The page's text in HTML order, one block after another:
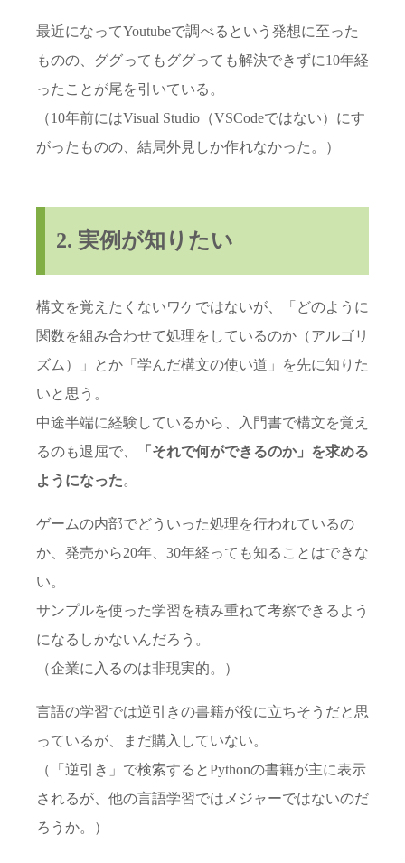
最近になってYoutubeで調べるという発想に至った
ものの、ググってもググっても解決できずに10年経
ったことが尾を引いている。
（10年前にはVisual Studio（VSCodeではない）にす
がったものの、結局外見しか作れなかった。）
2. 実例が知りたい
構文を覚えたくないワケではないが、「どのように
関数を組み合わせて処理をしているのか（アルゴリ
ズム）」とか「学んだ構文の使い道」を先に知りた
いと思う。
中途半端に経験しているから、入門書で構文を覚え
るのも退屈で、
「それで何ができるのか」を求める
ようになった。
ゲームの内部でどういった処理を行われているの
か、発売から20年、30年経っても知ることはできな
い。
サンプルを使った学習を積み重ねて考察できるよう
になるしかないんだろう。
（企業に入るのは非現実的。）
言語の学習では逆引きの書籍が役に立ちそうだと思
っているが、まだ購入していない。
（「逆引き」で検索するとPythonの書籍が主に表示
されるが、他の言語学習ではメジャーではないのだ
ろうか。）